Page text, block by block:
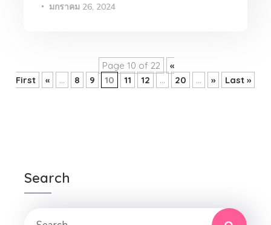
มกราคม 26, 2024
Page 10 of 22
«
First
« ... 8 9 10 11 12 ... 20 ... » Last »
Search